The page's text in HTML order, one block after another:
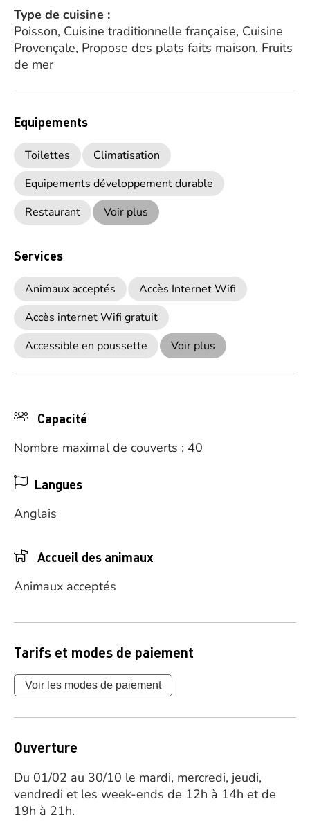
Type de cuisine :
Poisson, Cuisine traditionnelle française, Cuisine
Provençale, Propose des plats faits maison, Fruits
de mer
Equipements
Toilettes
Climatisation
Equipements développement durable
Restaurant
Voir plus
Services
Animaux acceptés
Accès Internet Wifi
Accès internet Wifi gratuit
Accessible en poussette
Voir plus
Capacité
Nombre maximal de couverts : 40
Langues
Anglais
Accueil des animaux
Animaux acceptés
Tarifs et modes de paiement
Voir les modes de paiement
Ouverture
Du 01/02 au 30/10 le mardi, mercredi, jeudi,
vendredi et les week-ends de 12h à 14h et de
19h à 21h.